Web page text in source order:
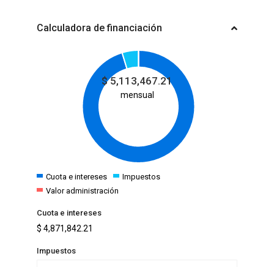
Calculadora de financiación
$5,113,467.21
mensual
Cuota e intereses
Impuestos
Valor administración
Cuota e intereses
$4,871,842.21
Impuestos